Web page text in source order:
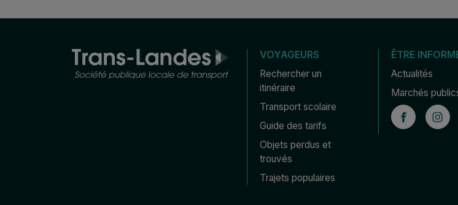
VOYAGEURS
Rechercher un
itinéraire
Transport scolaire
Guide des tarifs
Objets perdus et
trouvés
Trajets populaires
ÊTRE
Actualités
Marchés